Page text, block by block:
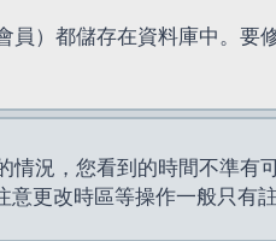
員）都儲存在資料庫中。要
情況，您看到的時間不準
更改時區等操作一般只有